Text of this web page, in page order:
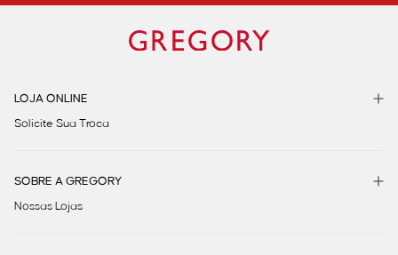
LOJA ONLINE
Solicite Sua Troca
SOBRE A GREGORY
Nossas Lojas